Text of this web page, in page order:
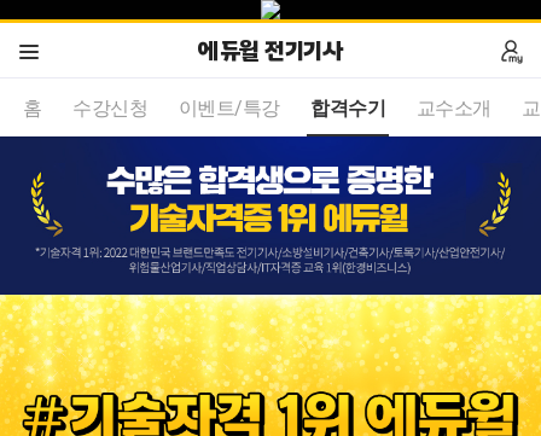
에듀윌 전기기사
홈 수강신청 이벤트/특강 합격수기 교수소개